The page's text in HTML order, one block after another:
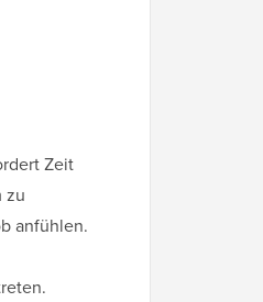
Zeit
zu
anfühlen.